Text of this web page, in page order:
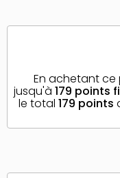
En achetant
jusqu'à 179 points
le total 179 points